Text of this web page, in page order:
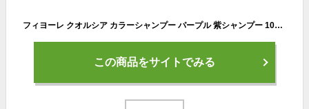
フィヨーレ クオルシア カラーシャンプー パープル 紫シャンプー 1000ml むらさきシャンプー 紫 ムラサキ カラーキープ ムラサキシャンプー ムラシャン
この商品をサイトでみる